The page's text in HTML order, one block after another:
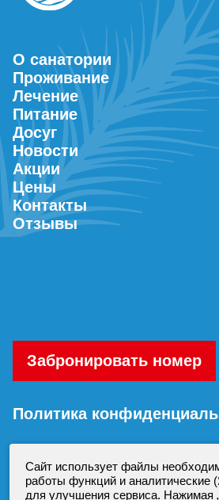
О санатории
Проживание
Лечение
Питание
Досуг
Новости
Акции
Цены
Контакты
Отзывы
Забронировать номер
Политика
данных
Сайт использует файлы
работы функций и аналитические
для улучшения сервиса. Нажимая